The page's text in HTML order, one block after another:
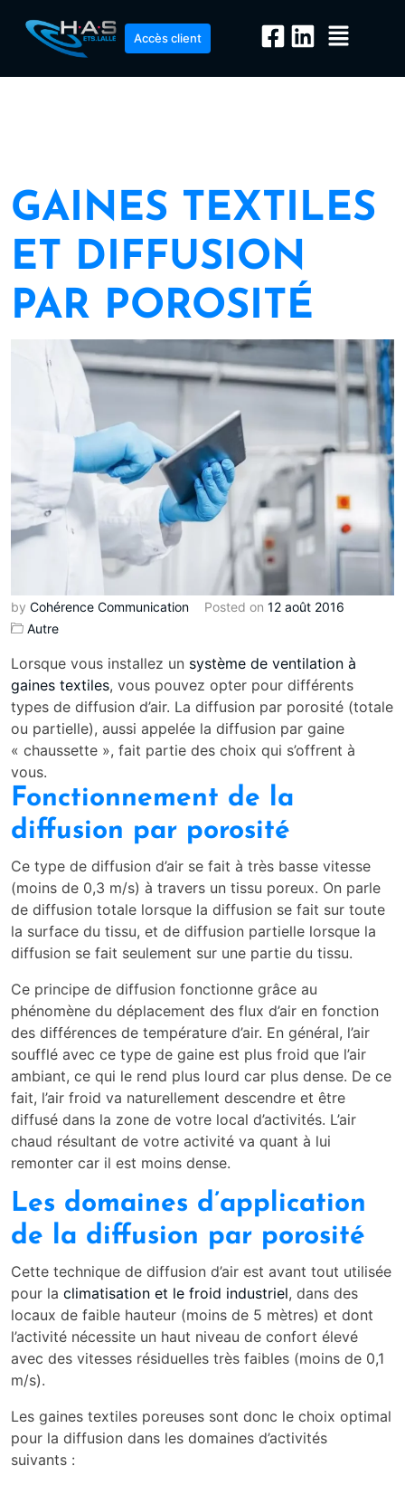
Accès client
GAINES TEXTILES
ET DIFFUSION
PAR POROSITÉ
by Cohérence Communication Posted on 12 août 2016
Autre
Lorsque vous installez un système de ventilation à
gaines textiles, vous pouvez opter pour différents
types de diffusion d’air. La diffusion par porosité (totale
ou partielle), aussi appelée la diffusion par gaine
« chaussette », fait partie des choix qui s’offrent à
vous.
Fonctionnement de la
diffusion par porosité
Ce type de diffusion d’air se fait à très basse vitesse
(moins de 0,3 m/s) à travers un tissu poreux. On parle
de diffusion totale lorsque la diffusion se fait sur toute
la surface du tissu, et de diffusion partielle lorsque la
diffusion se fait seulement sur une partie du tissu.
Ce principe de diffusion fonctionne grâce au
phénomène du déplacement des flux d’air en fonction
des différences de température d’air. En général, l’air
soufflé avec ce type de gaine est plus froid que l’air
ambiant, ce qui le rend plus lourd car plus dense. De ce
fait, l’air froid va naturellement descendre et être
diffusé dans la zone de votre local d’activités. L’air
chaud résultant de votre activité va quant à lui
remonter car il est moins dense.
Les domaines d’application
de la diffusion par porosité
Cette technique de diffusion d’air est avant tout utilisée
pour la climatisation et le froid industriel, dans des
locaux de faible hauteur (moins de 5 mètres) et dont
l’activité nécessite un haut niveau de confort élevé
avec des vitesses résiduelles très faibles (moins de 0,1
m/s).
Les gaines textiles poreuses sont donc le choix optimal
pour la diffusion dans les domaines d’activités
suivants :